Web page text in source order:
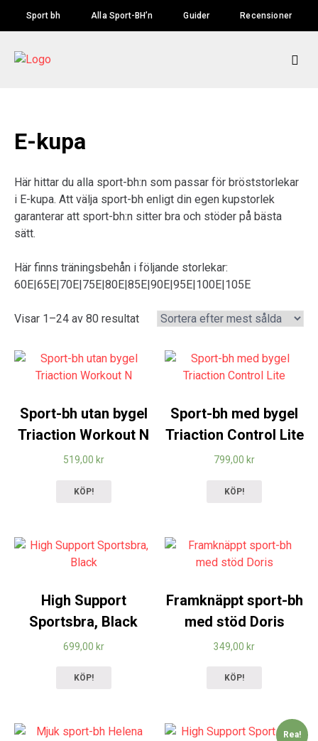
Sport bh Alla Sport-BH’n Guider Recensioner
E-kupa
Här hittar du alla sport-bh:n som passar för bröststorlekar
i E-kupa. Att välja sport-bh enligt din egen kupstorlek
garanterar att sport-bh:n sitter bra och stöder på bästa
sätt.
Här finns träningsbehån i följande storlekar:
60E|65E|70E|75E|80E|85E|90E|95E|100E|105E
Visar 1–24 av 80 resultat
Sport-bh utan bygel
Triaction Workout N
519,00 kr
KÖP!
Sport-bh med bygel
Triaction Control Lite
799,00 kr
KÖP!
High Support
Sportsbra, Black
699,00 kr
KÖP!
Framknäppt sport-bh
med stöd Doris
349,00kr
KÖP!
Rea!